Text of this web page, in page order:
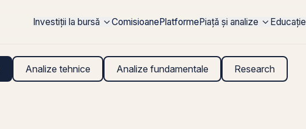
Investiții la bursă ComisioanePlatformePiață și analize Educație
Analize tehnice Analize fundamentale Research